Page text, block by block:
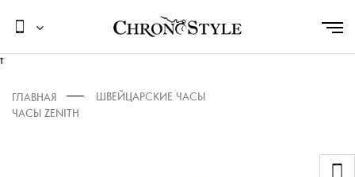
t
ГЛАВНАЯ
ЧАСЫ ZENITH
ШВЕЙЦАРСКИЕ ЧАСЫ